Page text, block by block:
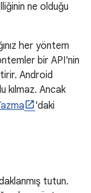
ne olduğu
her yöntem
bir API'nin
Android
kılmaz. Ancak
'daki
tutun.